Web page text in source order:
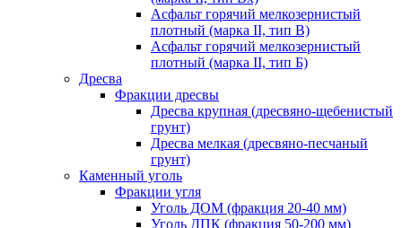
Асфальт горячий мелкозернистый
плотный (марка II, тип В)
Асфальт горячий мелкозернистый
плотный (марка II, тип Б)
Дресва
Фракции дресвы
Дресва крупная (дресвяно-щебенистый
грунт)
Дресва мелкая (дресвяно-песчаный
грунт)
Каменный уголь
Фракции угля
Уголь ДОМ (фракция 20-40 мм)
Уголь ДПК (фракция 50-200 мм)